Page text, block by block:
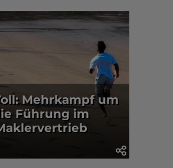
Mehrkampf um
Führung im